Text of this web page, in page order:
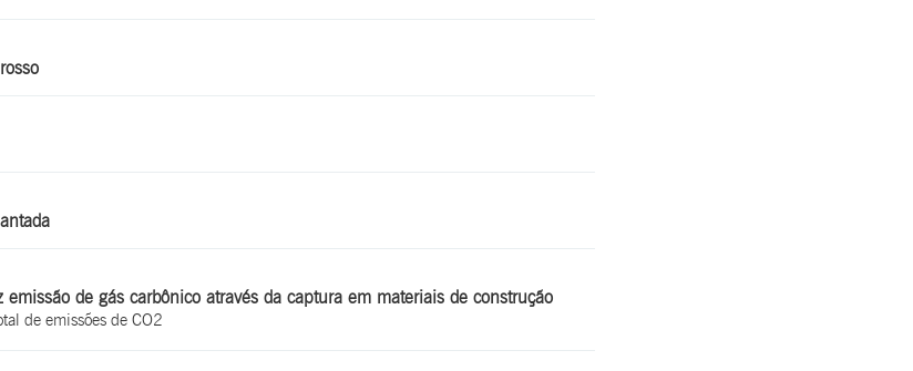
de gás carbônico através da captura em materiais de construção
de emissões de CO2